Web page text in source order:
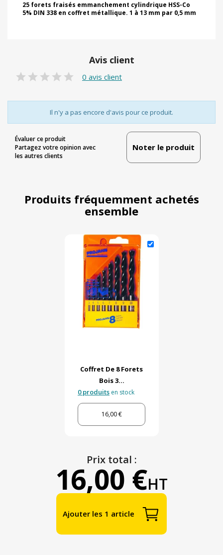
25 forets fraisés emmanchement cylindrique HSS-Co
5% DIN 338 en coffret métallique. 1 à 13 mm par 0,5 mm
Avis client
0 avis client
Il n'y a pas encore d'avis pour ce produit.
Évaluer ce produit
Partagez votre opinion avec
les autres clients
Noter le produit
Produits fréquemment achetés
ensemble
Coffret De 8 Forets
Bois 3...
0 produits en stock
16,00 €
Prix total :
16,00 €HT
Ajouter les 1 article